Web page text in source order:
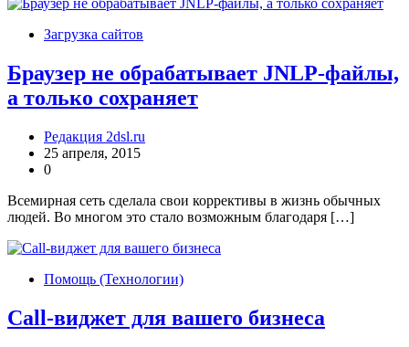
Загрузка сайтов
Браузер не обрабатывает JNLP-файлы,
а только сохраняет
Редакция 2dsl.ru
25 апреля, 2015
0
Всемирная сеть сделала свои коррективы в жизнь обычных
людей. Во многом это стало возможным благодаря […]
Помощь (Технологии)
Call-виджет для вашего бизнеса